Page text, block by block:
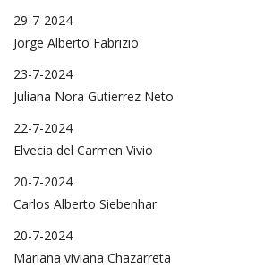
29-7-2024
Jorge Alberto Fabrizio
23-7-2024
Juliana Nora Gutierrez Neto
22-7-2024
Elvecia del Carmen Vivio
20-7-2024
Carlos Alberto Siebenhar
20-7-2024
Mariana viviana Chazarreta